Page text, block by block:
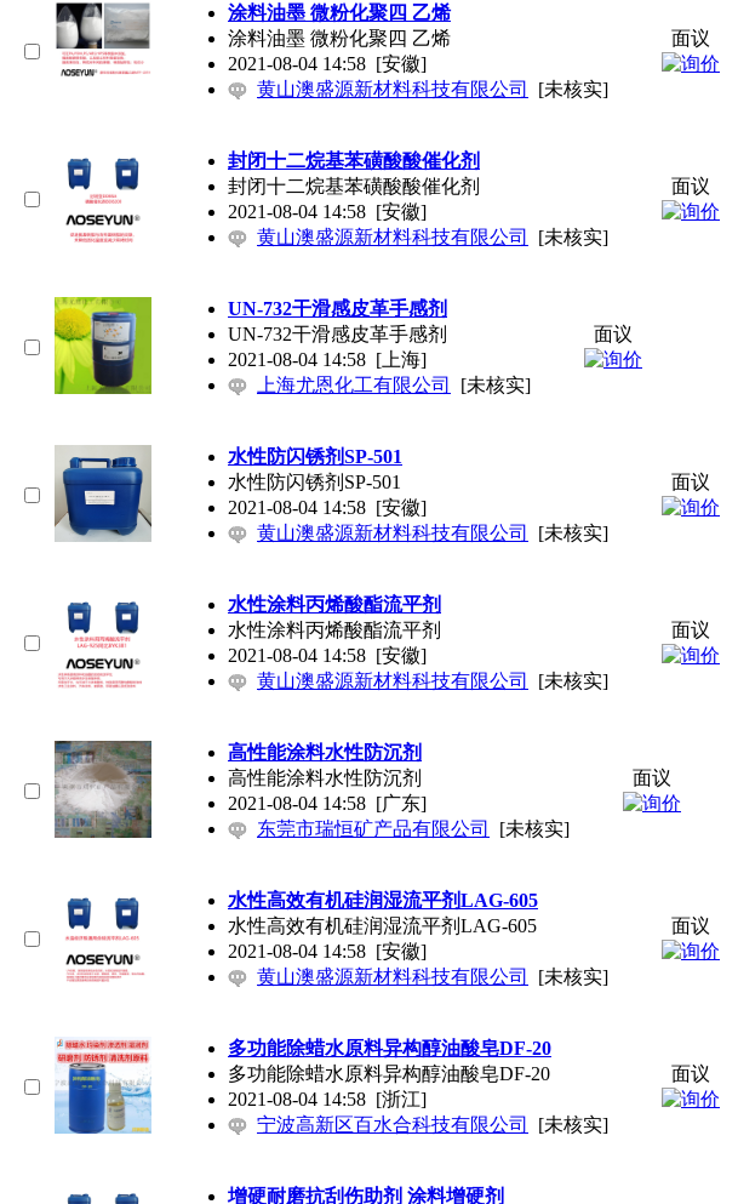
涂料油墨 微粉化聚四 乙烯
涂料油墨 微粉化聚四 乙烯
2021-08-04 14:58 [安徽]
黄山澳盛源新材料科技有限公司
[未核实]
面议
封闭十二烷基苯磺酸酸催化剂
封闭十二烷基苯磺酸酸催化剂
2021-08-04 14:58 [安徽]
黄山澳盛源新材料科技有限公司
[未核实]
面议
UN-732干滑感皮革手感剂
UN-732干滑感皮革手感剂
2021-08-04 14:58 [上海]
上海尤恩化工有限公司
[未核实]
面议
水性防闪锈剂SP-501
水性防闪锈剂SP-501
2021-08-04 14:58 [安徽]
黄山澳盛源新材料科技有限公司
[未核实]
面议
水性涂料丙烯酸酯流平剂
水性涂料丙烯酸酯流平剂
2021-08-04 14:58 [安徽]
黄山澳盛源新材料科技有限公司
[未核实]
面议
高性能涂料水性防沉剂
高性能涂料水性防沉剂
2021-08-04 14:58 [广东]
东莞市瑞恒矿产品有限公司
[未核实]
面议
水性高效有机硅润湿流平剂LAG-605
水性高效有机硅润湿流平剂LAG-605
2021-08-04 14:58 [安徽]
黄山澳盛源新材料科技有限公司
[未核实]
面议
多功能除蜡水原料异构醇油酸皂DF-20
多功能除蜡水原料异构醇油酸皂DF-20
2021-08-04 14:58 [浙江]
宁波高新区百水合科技有限公司
[未核实]
面议
增硬耐磨抗刮伤助剂 涂料增硬剂